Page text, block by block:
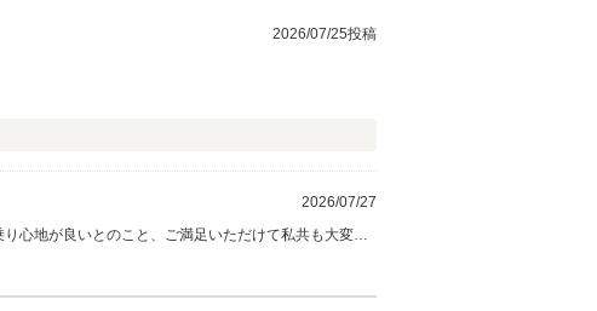
2026/07/25投稿
2026/07/27